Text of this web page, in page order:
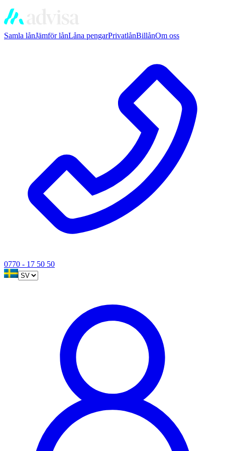
Samla lånJämför lånLåna pengarPrivatlånBillånOm oss
0770 - 17 50 50